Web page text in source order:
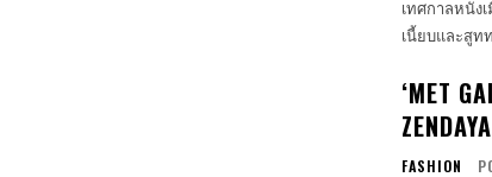
เทศกาลหนัง
เนี้ยบและสูท
‘MET
FASHION